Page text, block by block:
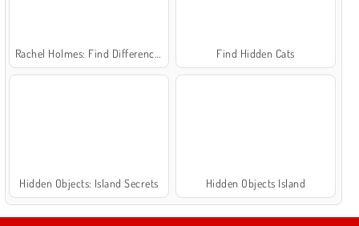
Find Hidden Cats
Hidden Objects: Island Secrets Hidden Objects Island